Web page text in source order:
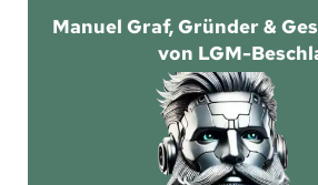
Manuel Graf, Gründer &
von LGM-